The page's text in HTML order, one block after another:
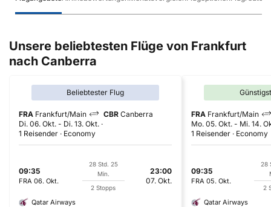
Unsere beliebtesten Flüge von Frankfurt
nach Canberra
Beliebtester Flug
FRA Frankfurt/Main CBR Canberra
Di. 06. Okt. - Di. 13. Okt.
1 Reisender
Economy
09:35
FRA 06. Okt.
28 Std. 25
Min.
2 Stopps
23:00
07. Okt.
Qatar Airways
FRA Frankfurt/Main
Mo. 05. Okt. - Mi. 14.
1 Reisender
Economy
09:35
FRA 05. Okt.
28
2
Qatar Airways